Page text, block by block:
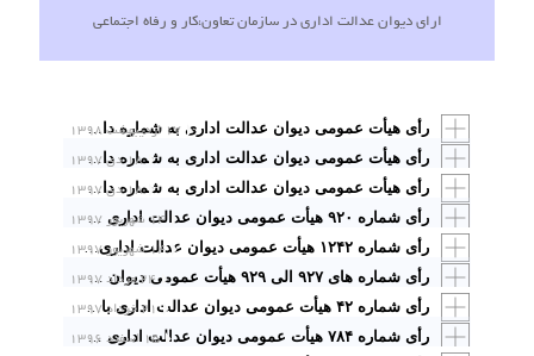
ارای دیوان عدالت اداری در سازمان تعاون،کار و رفاه اجتماعی
۱۷ اردیبهشت ۱۳۹۸ رأی هیأت عمومی دیوان عدالت اداری به شماره دادنامه ۹۸۰۹۹۷۰۹۰۵۸۱۰۱۸۶ مورخ ۱۳۹۸/۲/۱۷ با موضوع: «ابطال نامه شماره ۵۰۱۸۷ ـ ۱۳۸۷/۵/۲۹ مدیرکل تنظیم و نظارت بر روابط کار، و نامه‌های شماره ۱۹۸۲۹۷ ـ ۱۳۹۳/۱۰/۲۳ و ۲۲۰۸۶۳ ـ ۱۳۹۳/۱۱/۲۵ مدیرکل روابط کار و جبران خدمت وزارت تعاون، کار و رفاه اجتماعی
۱۸ دی ۱۳۹۷ رأی هیأت عمومی دیوان عدالت اداری به شماره دادنامه ۹۷۰۹۹۷۰۹۰۵۸۱۱۹۲۸ مورخ ۱۳۹۷/۱۰/۱۸ با موضوع: «ابطال بخشنامه‌های شماره ۲۲۳۹۰۵ ـ ۱۳۹۵/۱۱/۲۳ و ۱۲۷۷۱۲ـ ۱۳۹۲/۷/۲۸ مدیرکل روابط کار و جبران خدمت وزارت تعاون، کار و رفاه اجتماعی»
۱۸ دی ۱۳۹۷ رأی هیأت عمومی دیوان عدالت اداری به شماره دادنامه ۹۷۰۹۹۷۰۹۰۵۸۱۱۹۳۲ مورخ ۱۳۹۷/۱۰/۱۸ با موضوع: «ابطال بخشنامه شماره ۲۳۱۷۷۷ـ ۱۳۹۴/۱۲/۱ مدیرکل حمایت از مشاغل و بیمه بیکاری وزارت تعاون، کار و رفاه اجتماعی»
۱۴ شهریور ۱۳۹۷ رأی شماره ۹۲۰ هیأت عمومی دیوان عدالت اداری با موضوع: وجوه مرخصی های ذخیره شده کارکنان شرکت مخابرات از زمان خصوصی شدن قابل محاسبه و پرداخت است
۱۴ شهریور ۱۳۹۷ رأی شماره ۱۲۴۲ هیأت عمومی دیوان عدالت اداری با موضوع: مبنای محاسبه پاداش پایان خدمت کارگران مشمول قانون کار
۲۴ مرداد ۱۳۹۷ رأی شماره های ۹۲۷ الی ۹۲۹ هیأت عمومی دیوان عدالت اداری با موضوع: پس از واگذاری شرکت مخابرات به بخش غیردولتی در تاریخ ۱۳۸۸/۰۸/۱۸ مقررات قانون کار بر روابط شرکت مخابرات و کارگزاران مخابرات روستایی حاکم خواهد شد
۲۱ خرداد ۱۳۹۷ رأی شماره ۴۲ هیأت عمومی دیوان عدالت اداری با موضوع: در احکام ناظر بر اعاده به کار کارگران، کارگر در کار قبلی باید به کار مشغول شود
۱۵ اسفند ۱۳۹۶ رأی شماره ۷۸۴ هیأت عمومی دیوان عدالت اداری با موضوع: ابطال تبصره ذیل بند ۴ دستورالعمل نحوه پرداخت فوق العاده سختی کار و کار در محیط های غیرمتعارف موضوع بند۳ ماده ۶۸ قانون مدیریت خدمات کشوری